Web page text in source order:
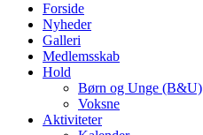
Forside
Nyheder
Galleri
Medlemsskab
Hold
Børn og Unge (B&U)
Voksne
Aktiviteter